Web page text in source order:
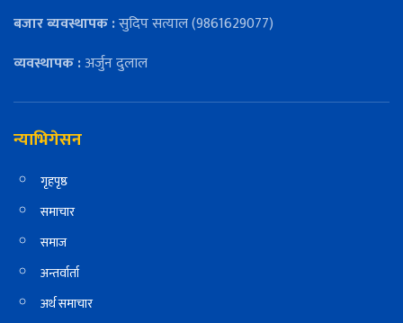
बजार ब्यवस्थापक :सुदिप सत्याल (9861629077)
व्यवस्थापक :अर्जुन दुलाल
न्याभिगेसन
गृहपृष्ठ
समाचार
समाज
अन्तर्वार्ता
अर्थ समाचार